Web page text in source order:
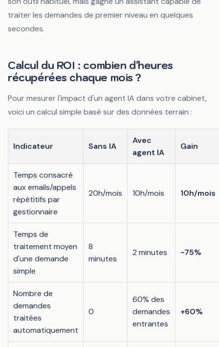
traiter les demandes de premier niveau en quelques
secondes.
Calcul du ROI : combien d'heures
récupérées chaque mois ?
Pour mesurer l'impact d'un agent IA dans votre cabinet,
voici un calcul simple basé sur des données terrain :
Indicateur Sans IA
Avec
agent IA
Gain
Temps consacré
aux emails/appels
répétitifs par
gestionnaire
20h/mois 10h/mois 10h/mois
Temps de
traitement moyen
d'une demande
simple
8
minutes
2 minutes -75%
Nombre de
demandes
traitées
automatiquement
0
60% des
demandes
entrantes
+60%